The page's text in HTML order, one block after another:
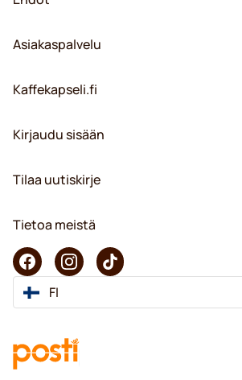
Asiakaspalvelu
Kaffekapseli.fi
Kirjaudu sisään
Tilaa uutiskirje
Tietoa meistä
FI